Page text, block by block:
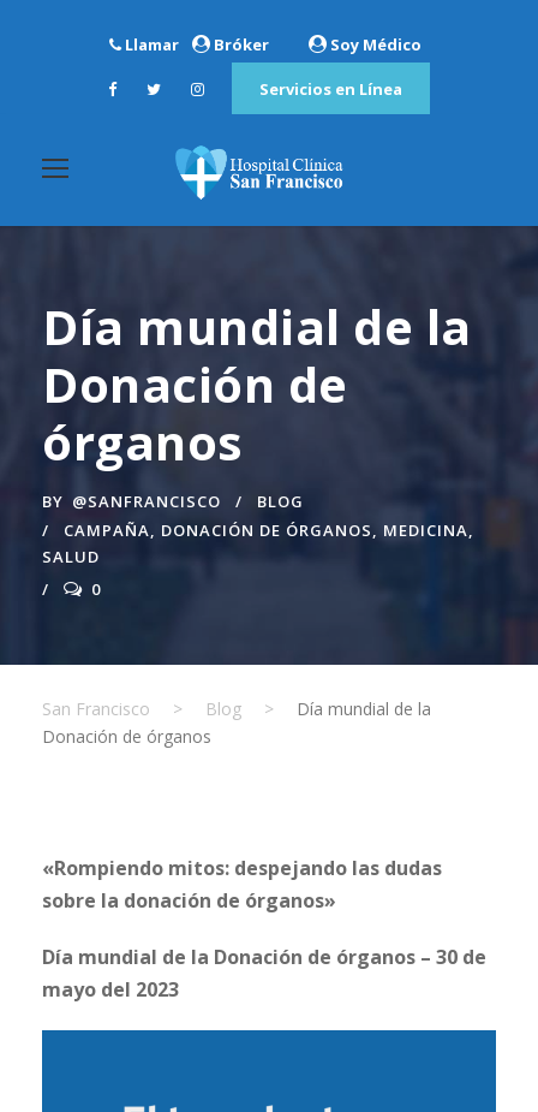
Llamar Bróker Soy Médico
Servicios en Línea
Día mundial de la
Donación de
órganos
BY @SANFRANCISCO
BLOG
CAMPAÑA, DONACIÓN DE ÓRGANOS, MEDICINA,
SALUD
0
San Francisco > Blog >
Día mundial de la
Donación de órganos
«Rompiendo mitos: despejando las dudas
sobre la donación de órganos»
Día mundial de la Donación de órganos – 30 de
mayo del 2023